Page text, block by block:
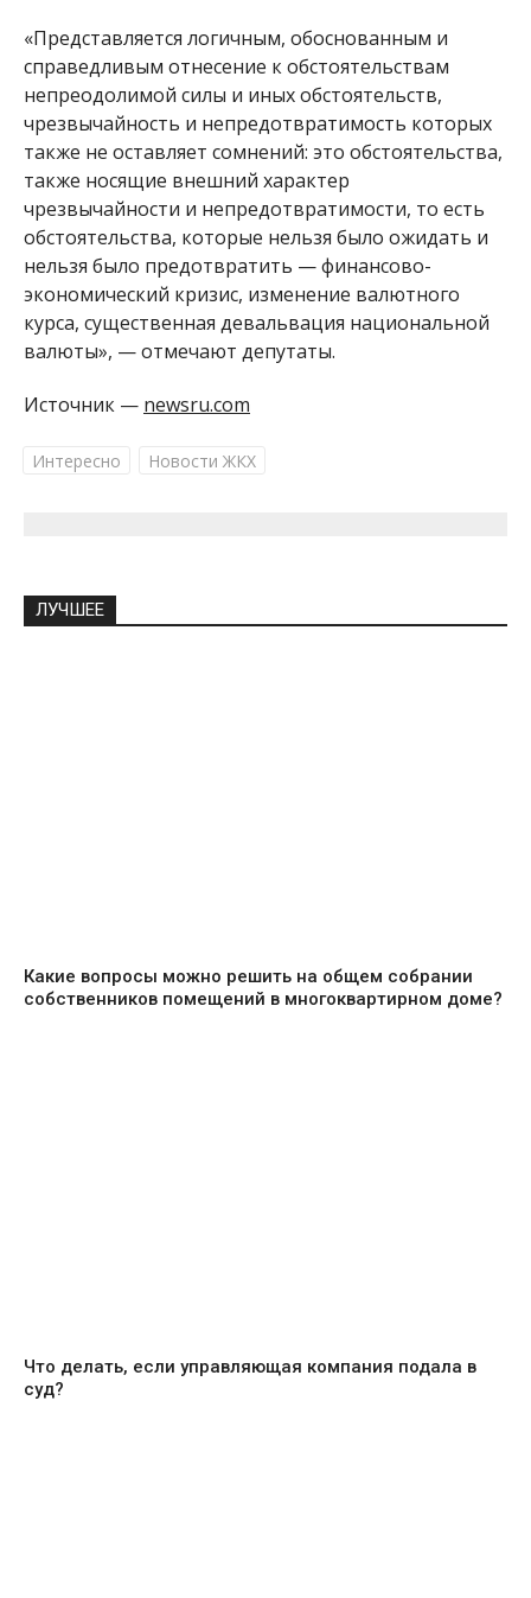
«Представляется логичным, обоснованным и
справедливым отнесение к обстоятельствам
непреодолимой силы и иных обстоятельств,
чрезвычайность и непредотвратимость которых
также не оставляет сомнений: это обстоятельства,
также носящие внешний характер
чрезвычайности и непредотвратимости, то есть
обстоятельства, которые нельзя было ожидать и
нельзя было предотвратить — финансово-
экономический кризис, изменение валютного
курса, существенная девальвация национальной
валюты», — отмечают депутаты.
Источник — newsru.com
Интересно Новости ЖКХ
ЛУЧШЕЕ
Какие вопросы можно решить на общем собрании
собственников помещений в многоквартирном доме?
Что делать, если управляющая компания подала в
суд?